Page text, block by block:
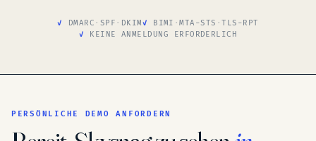
DMARC · SPF · DKIM BIMI ·MTA-STS ·TLS-RPT
KEINE ANMELDUNG ERFORDERLICH
PERSÖNLICHE DEMO ANFORDERN